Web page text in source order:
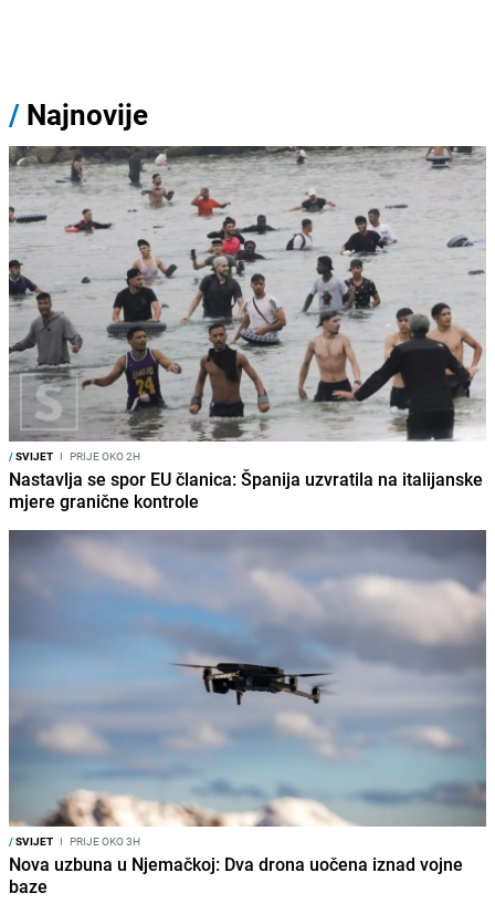
/ Najnovije
/SVIJET I PRIJE OKO 2H
Nastavlja se spor EU članica: Španija uzvratila na italijanske
mjere granične kontrole
/SVIJET I PRIJE OKO 3H
Nova uzbuna u Njemačkoj: Dva drona uočena iznad vojne
baze